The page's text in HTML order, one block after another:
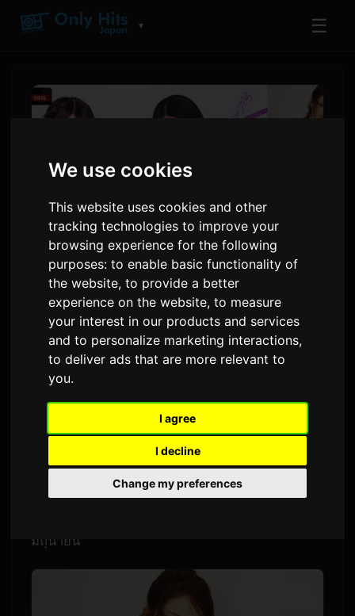
We use cookies
This website uses cookies and other
tracking technologies to improve your
browsing experience for the following
purposes:to enable basic functionality of
the website,to provide a better
experience on the website,to measure
your interest in our products and services
and to personalize marketing interactions,
to deliver ads that are more relevant to
you.
I agree
I decline
Change my preferences
▼ ☰
Gyubin และ chilldspot ร่วม
แต่งเพลงธีมให้รายการ 'Girl or
Lady 3'
โดยSam
2,686 ครั้งที่เข้าชม
และวงจากโตเกียว
ได้ร่วมสร้างสรรค์เพลงใหม่สำหรับฤดูกาลที่ 3 ของ
รายการเรียลลิตี้บน ABEMA อย่าง 'Girl or Lady' โดย
มิถุนายน